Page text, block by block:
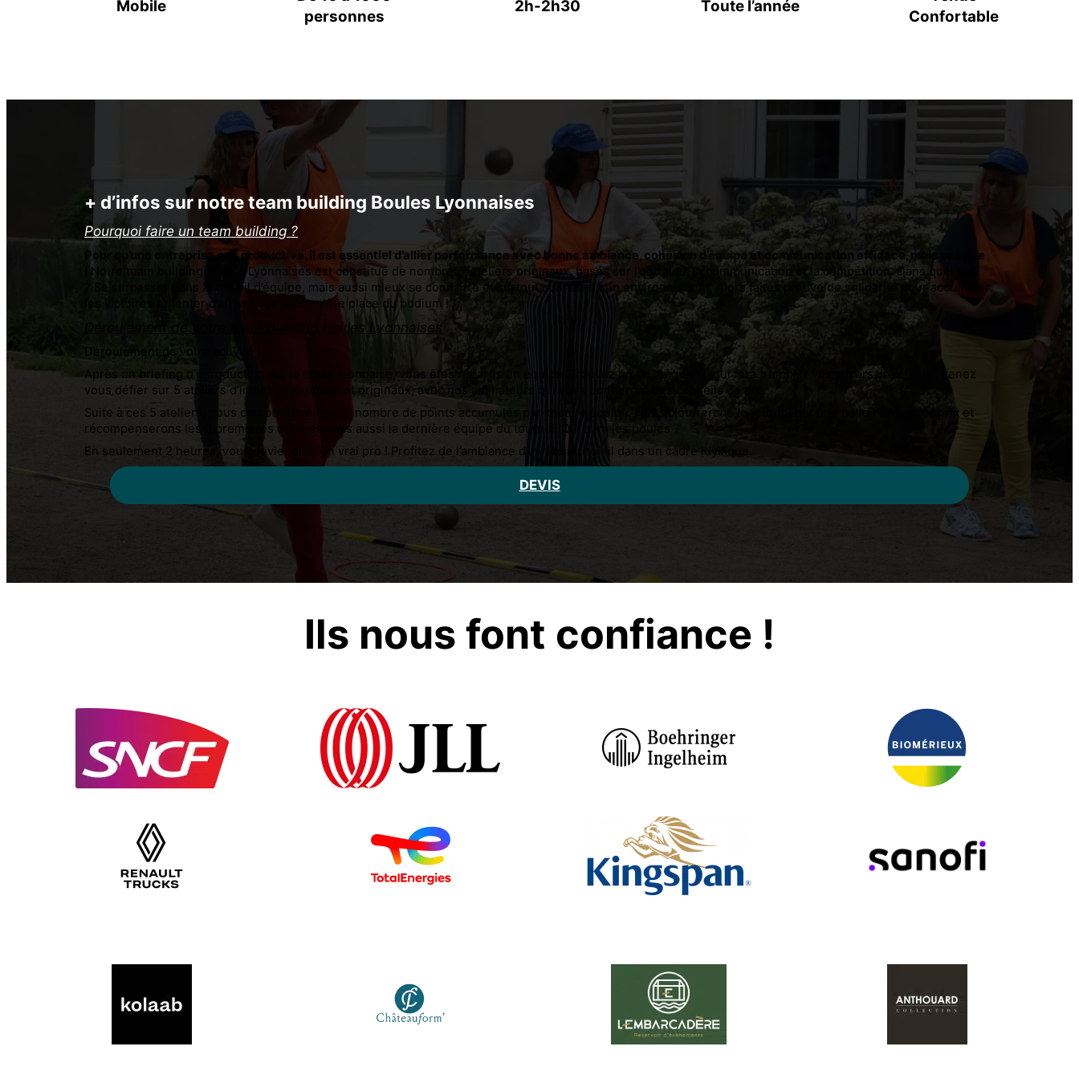
Mobile
personnes
2h-2h30 Toute l’année
Confortable
+ d’infos sur notre team building Boules Lyonnaises
Pourquoi faire un team building ?
Pour qu’une entreprise soit productive, il est essentiel d’allier performance avec bonne ambiance, cohésion d’équipe et communication efficace, mais pas que
Notre team building boules Lyonnaises est constitué de nombreux ateliers originaux, basés sur l’entraide, la communication et la compétition. Dans quel but
? Se surpasser dans le travail d’équipe, mais aussi mieux se connaître et surtout connaître son environnement. Alors faites preuve de solidarité pour accumuler
les victoires et tenter d’arriver sur la première place du podium !
Déroulement de votre team building Boules Lyonnaises
Déroulement de votre activité :
Après un briefing d’introduction sur la boule lyonnaise, vous êtes répartis en équipe. Trouvez un cri de guerre qui fera trembler vos adversaires ! Puis, venez
vous défier sur 5 ateliers d’initiation ludiques et originaux, avec nos animateurs qui vous donneront des conseils de pro.
Suite à ces 5 ateliers, nous comptabiliserons le nombre de points accumulés par chaque équipe. Nous clôturerons le tournoi par une belle
remise des prix et
récompenserons les 3 premières équipes mais aussi la dernière équipe du tournoi. Qui aura les boules ?
En seulement 2 heures, vous deviendrez un vrai pro ! Profitez de l’ambiance d’un été au soleil dans un cadre idyllique.
DEVIS
Ils nous font confiance !